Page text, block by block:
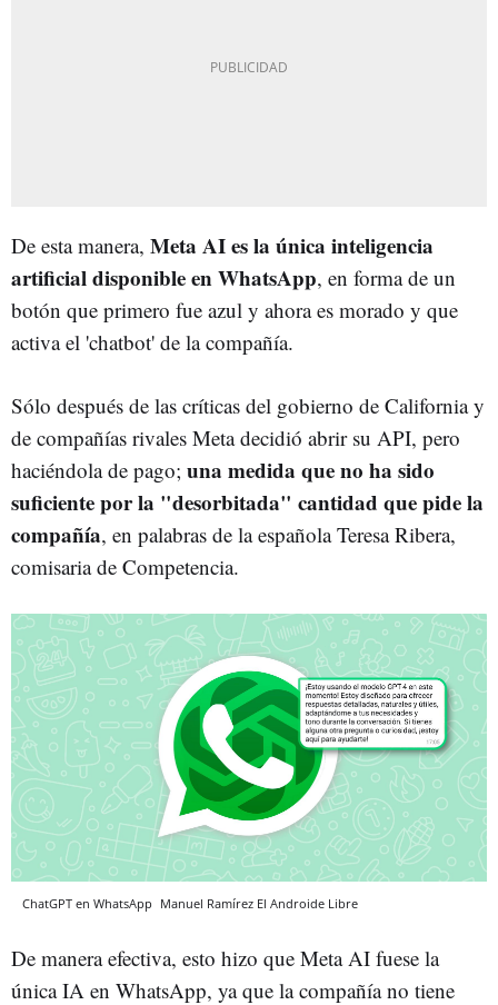
De esta manera, Meta AI es la única inteligencia
artificial disponible en WhatsApp, en forma de un
botón que primero fue azul y ahora es morado y que
activa el 'chatbot' de la compañía.
Sólo después de las críticas del gobierno de California y
de compañías rivales Meta decidió abrir su API, pero
haciéndola de pago; una medida que no ha sido
suficiente por la "desorbitada" cantidad que pide la
compañía, en palabras de la española Teresa Ribera,
comisaria de Competencia.
ChatGPT en WhatsApp Manuel Ramírez El Androide Libre
De manera efectiva, esto hizo que Meta AI fuese la
única IA en WhatsApp, ya que la compañía no tiene